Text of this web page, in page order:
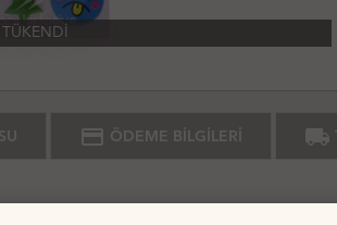
TÜKENDİ
credit_card ÖDEME BİLGİLERİ local_shipping